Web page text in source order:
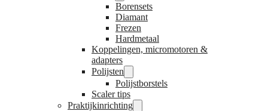
Borensets
Diamant
Frezen
Hardmetaal
Koppelingen, micromotoren &
adapters
Polijsten
Polijstborstels
Scaler tips
Praktijkinrichting